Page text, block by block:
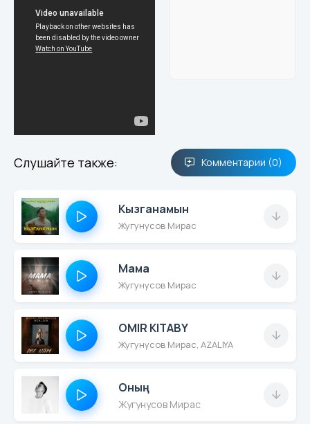
Слушайте также: Комментарии (0)
Кызганамын
Жугунусов Мирас
Мама
Жугунусов Мирас
OMIR KITABY
Жугунусов Мирас, AZALIYA
Оның
Жугунусов Мирас